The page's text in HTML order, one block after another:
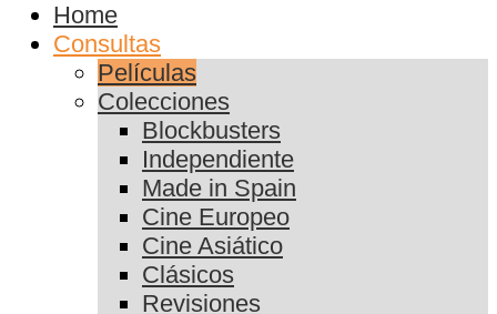
Home
Consultas
Películas
Colecciones
Blockbusters
Independiente
Made in Spain
Cine Europeo
Cine Asiático
Clásicos
Revisiones